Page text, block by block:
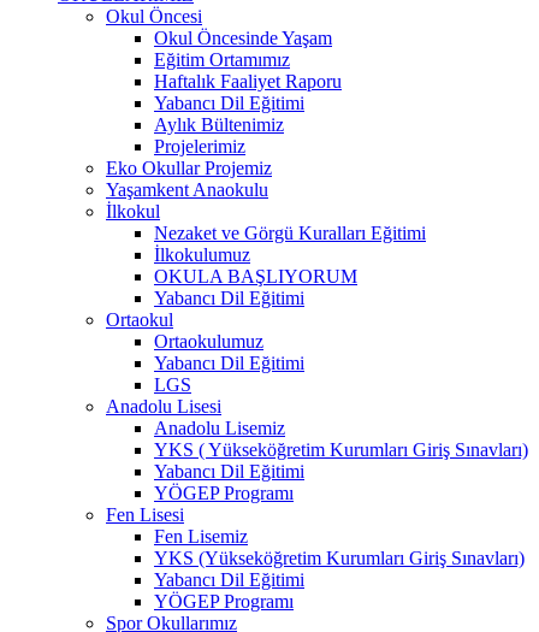
Okul Öncesi
Okul Öncesinde Yaşam
Eğitim Ortamımız
Haftalık Faaliyet Raporu
Yabancı Dil Eğitimi
Aylık Bültenimiz
Projelerimiz
Eko Okullar Projemiz
Yaşamkent Anaokulu
İlkokul
Nezaket ve Görgü Kuralları Eğitimi
İlkokulumuz
OKULA BAŞLIYORUM
Yabancı Dil Eğitimi
Ortaokul
Ortaokulumuz
Yabancı Dil Eğitimi
LGS
Anadolu Lisesi
Anadolu Lisemiz
YKS ( Yükseköğretim Kurumları Giriş Sınavları)
Yabancı Dil Eğitimi
YÖGEP Programı
Fen Lisesi
Fen Lisemiz
YKS (Yükseköğretim Kurumları Giriş Sınavları)
Yabancı Dil Eğitimi
YÖGEP Programı
Spor Okullarımız